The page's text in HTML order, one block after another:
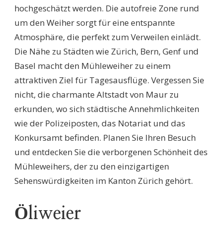
hochgeschätzt werden. Die autofreie Zone rund
um den Weiher sorgt für eine entspannte
Atmosphäre, die perfekt zum Verweilen einlädt.
Die Nähe zu Städten wie Zürich, Bern, Genf und
Basel macht den Mühleweiher zu einem
attraktiven Ziel für Tagesausflüge. Vergessen Sie
nicht, die charmante Altstadt von Maur zu
erkunden, wo sich städtische Annehmlichkeiten
wie der Polizeiposten, das Notariat und das
Konkursamt befinden. Planen Sie Ihren Besuch
und entdecken Sie die verborgenen Schönheit des
Mühleweihers, der zu den einzigartigen
Sehenswürdigkeiten im Kanton Zürich gehört.
Öliweier